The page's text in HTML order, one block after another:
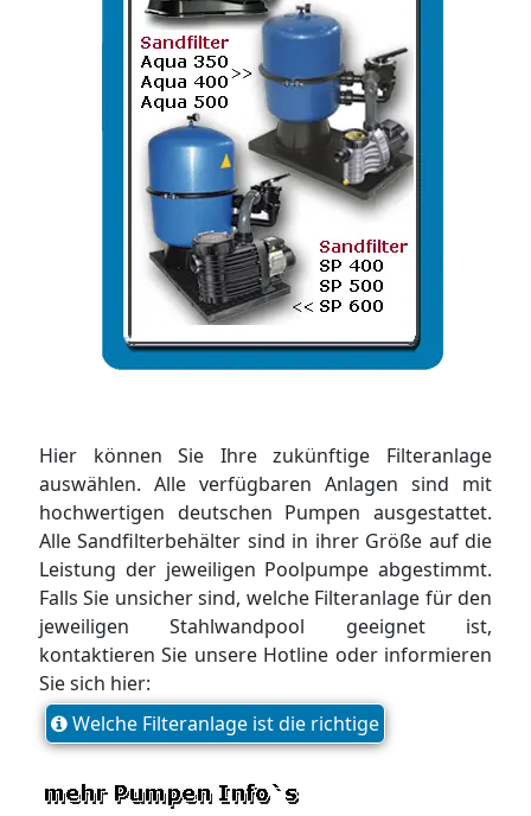
Hier können Sie Ihre zukünftige Filteranlage
auswählen. Alle verfügbaren Anlagen sind mit
hochwertigen deutschen Pumpen ausgestattet.
Alle Sandfilterbehälter sind in ihrer Größe auf die
Leistung der jeweiligen Poolpumpe abgestimmt.
Falls Sie unsicher sind, welche Filteranlage für den
jeweiligen Stahlwandpool geeignet ist,
kontaktieren Sie unsere Hotline oder informieren
Sie sich hier:
Welche Filteranlage ist die richtige